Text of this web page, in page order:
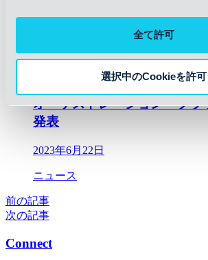
全て許可
選択中のCookieを許可
OIA Global 4PLが新しいサプ
オーケストレーション・プラ
発表
2023年6月22日
ニュース
前の記事
次の記事
Connect